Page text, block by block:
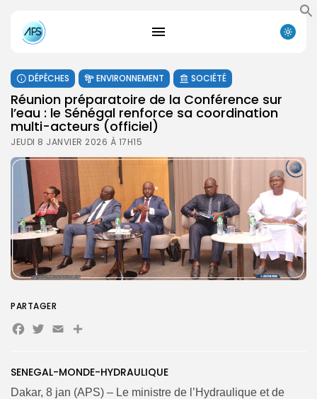
DÉPÊCHES ENVIRONNEMENT SOCIÉTÉ
Réunion préparatoire de la Conférence sur
l’eau : le Sénégal renforce sa coordination
multi-acteurs (officiel)
JEUDI 8 JANVIER 2026 À 17H15
SENEGAL-MONDE-HYDRAULIQUE
Dakar, 8 jan (APS) – Le ministre de l’Hydraulique et de
PARTAGER
Facebook
Twitter
EmailPartager